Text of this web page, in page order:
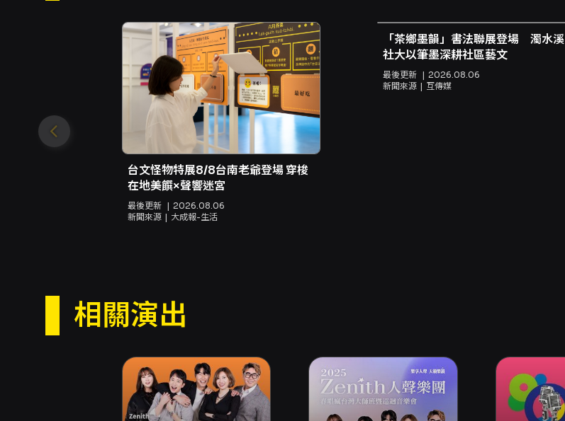
台文怪物特展8/8台南老爺登場 穿梭
在地美饌×聲響迷宮
最後更新
2026.08.06
新聞來源
大成報-生活
「茶鄉墨韻」書法聯展登場 濁水溪
社大以筆墨深耕社區藝文
最後更新
2026.08.06
新聞來源
互傳媒
相關演出